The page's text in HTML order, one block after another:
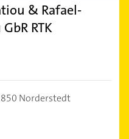
& Rafael-
RTK
Norderstedt